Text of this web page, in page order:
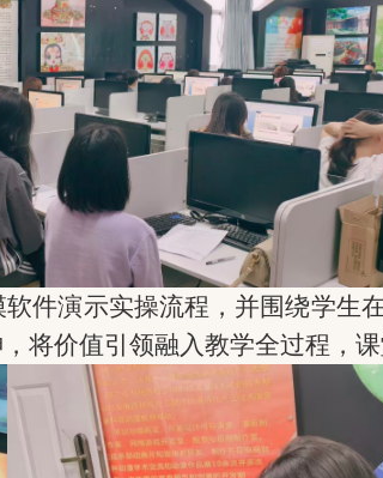
件演示实操流程，并围绕学生
，将价值引领融入教学全过程，